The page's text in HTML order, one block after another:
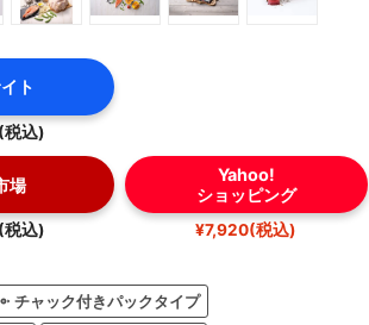
ト
込)
場
込)
Yahoo!
ショッピング
¥7,920(税込)
チャック付きパックタイプ